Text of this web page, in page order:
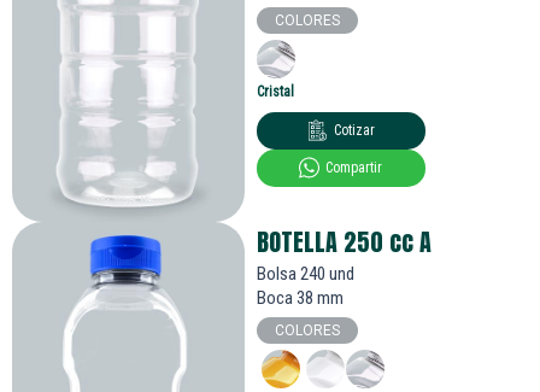
COLORES
Cristal
Cotizar
Compartir
BOTELLA 250 ccA
Bolsa 240 und
Boca 38 mm
COLORES